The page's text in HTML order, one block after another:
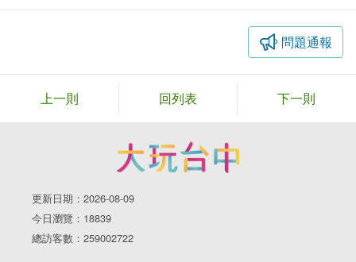
問題通報
上一則 回列表 下一則
更新日期：2026-08-09
今日瀏覽：18839
總訪客數：259002722